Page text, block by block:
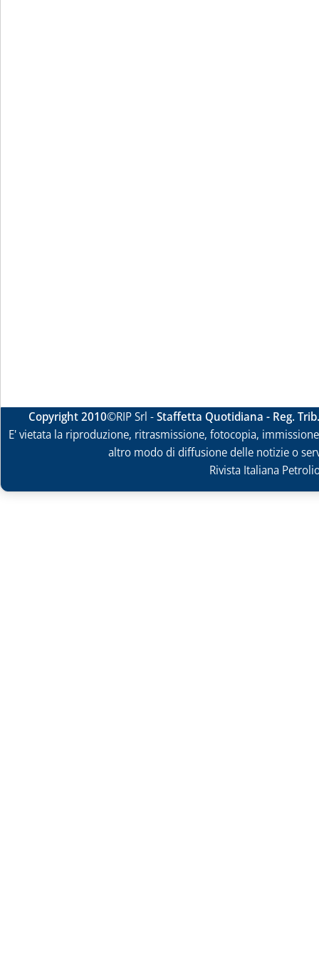
Copyright 2010©RIP Srl -Staffetta Quotidiana - Reg.
E' vietata la riproduzione, ritrasmissione, fotocopia,
altro modo di diffusione delle notizie o
Rivista Italiana